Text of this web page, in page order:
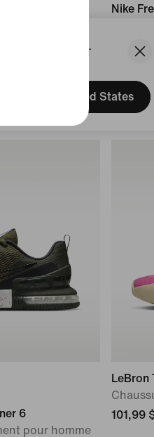
in United States.
United States
Nike
136,99 $
6
pour homme
LeBron
101,99